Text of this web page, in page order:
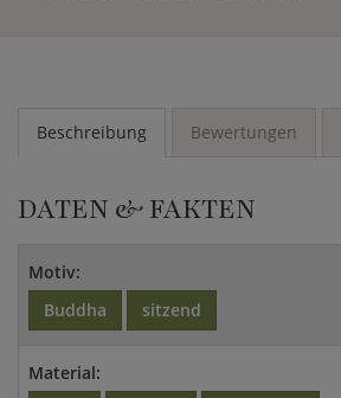
Beschreibung Bewertungen
DATEN & FAKTEN
Motiv:
Buddha
sitzend
Material: